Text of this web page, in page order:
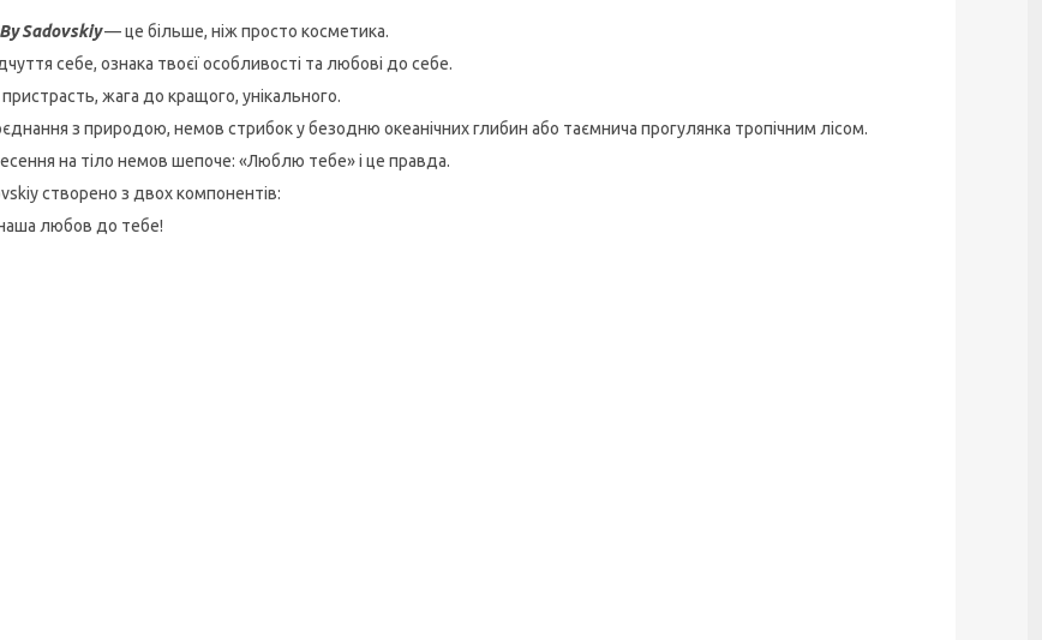
By Sadovskiy— це більше, ніж просто косметика.
себе, ознака твоєї особливості та любові до себе.
жага до кращого, унікального.
з природою, немов стрибок у безодню океанічних глибин або таємнича прогулянка тропічним лісом.
на тіло немов шепоче: «Люблю тебе» і це правда.
створено з двох компонентів:
любов до тебе!